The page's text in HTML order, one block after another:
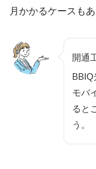
月かかるケースも
開通
モバ
ると
う。